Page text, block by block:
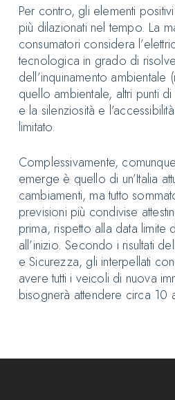
Per contro, gli elementi
più dilazionati nel tempo. La
consumatori considera
tecnologica in grado di
dell’inquinamento ambientale
quello ambientale, altri punti
e la silenziosità e
limitato.
Complessivamente,
emerge è quello di un’Italia
cambiamenti, ma tutto
previsioni più condivise
prima, rispetto alla data limite
all’inizio. Secondo i risultati
e Sicurezza, gli interpellati
avere tutti i veicoli di nuova
bisognerà attendere circa 10